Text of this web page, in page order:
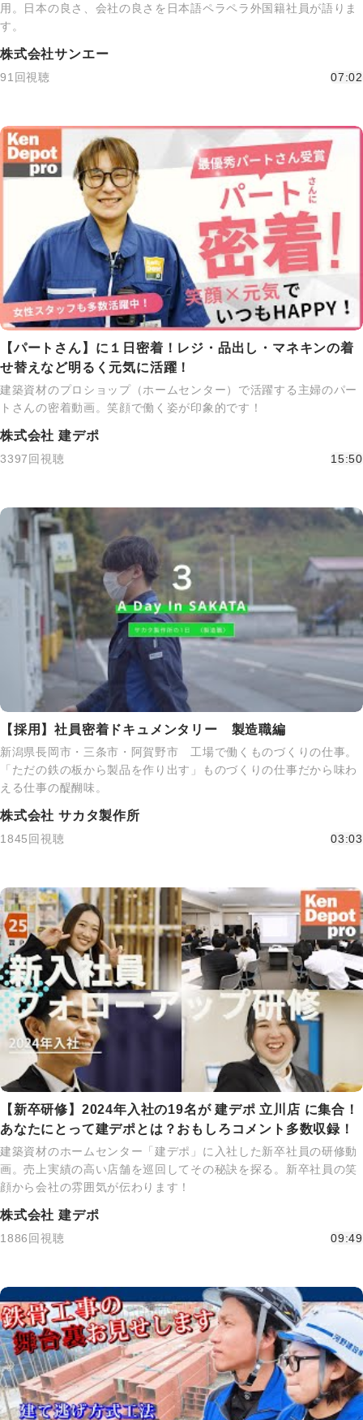
用。日本の良さ、会社の良さを日本語ペラペラ外国籍社員が語りま
す。
株式会社サンエー
91回視聴 07:02
【パートさん】に１日密着！レジ・品出し・マネキンの着
せ替えなど明るく元気に活躍！
建築資材のプロショップ（ホームセンター）で活躍する主婦のパー
トさんの密着動画。笑顔で働く姿が印象的です！
株式会社 建デポ
3397回視聴 15:50
【採用】社員密着ドキュメンタリー 製造職編
新潟県長岡市・三条市・阿賀野市 工場で働くものづくりの仕事。
「ただの鉄の板から製品を作り出す」ものづくりの仕事だから味わ
える仕事の醍醐味。
株式会社 サカタ製作所
1845回視聴 03:03
【新卒研修】2024年入社の19名が 建デポ 立川店 に集合！
あなたにとって建デポとは？おもしろコメント多数収録！
建築資材のホームセンター「建デポ」に入社した新卒社員の研修動
画。売上実績の高い店舗を巡回してその秘訣を探る。新卒社員の笑
顔から会社の雰囲気が伝わります！
株式会社 建デポ
1886回視聴 09:49